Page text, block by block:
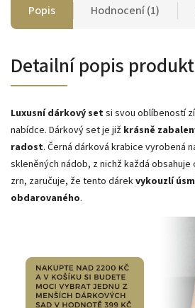
Popis Hodnocení (1)
Detailní popis
Luxusní dárkový setsi svou oblíbeností
nabídce. Dárkový set je již krásně
radost. Černá dárková krabice vyrobená
skleněných nádob, z nichž každá obsahuje
zrn, zaručuje, že tento dárekvykouzlí
obdarovaného.